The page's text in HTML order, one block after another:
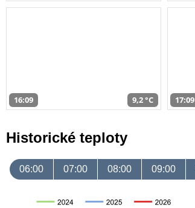
16:09 9,2 °C 17:09
Historické teploty
06:00 07:00 08:00 09:00